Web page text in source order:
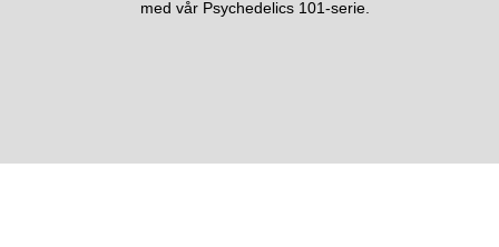
med vår Psychedelics 101-serie.